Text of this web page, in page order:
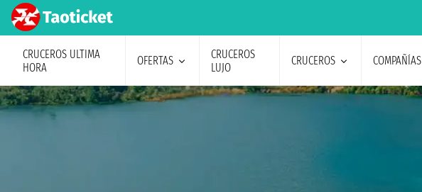
CRUCEROS ULTIMA
HORA
OFERTAS
CRUCEROS
LUJO
CRUCEROS COMPAÑÍAS